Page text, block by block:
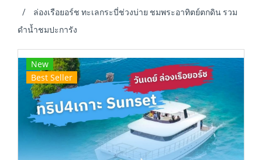
ล่องเรือยอร์ช ทะเลกระบี่ช่วงบ่าย ชมพระอาทิตย์ตกดิน รวม
ดำน้ำชมปะการัง
New
Best Seller